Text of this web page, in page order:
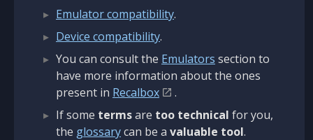
Emulator compatibility.
Device compatibility.
You can consult the Emulators section to
have more information about the ones
present in Recalbox
.
If some termsare too technical for you,
the glossarycan be a valuable tool.